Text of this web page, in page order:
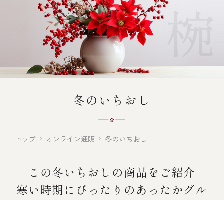
二次会
オンライン通販
(造り/焼物/蒸し/ボイル伊勢海老)
(ごちそう重/誕生日重/還暦重/お食い初め重)
(生おせち/おせち冷凍)
弁当宅配・仕出し
製薬会社・MR
企業情報
採用情報
ご意見・お問合せ
お造り（お刺身）
焼物
蒸し
ボイル伊勢海老
全ての商品を見る
ごちそう重
還暦重
誕生日重
おせち
全ての商品を見る
生おせち
おせち冷凍
海鮮鍋
海鮮ＢＢＱ
スープ・スープカレー
お味噌汁
冬のいちおし
トップ オンライン通販 冬のいちおし
この冬いちおしの商品をご紹介
寒い時期にぴったりのあったかグル